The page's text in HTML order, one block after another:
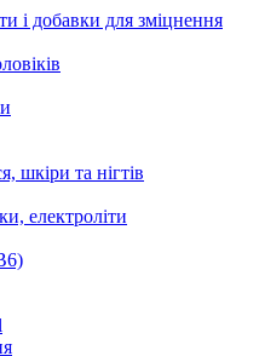
і добавки для зміцнення
шкіри та нігтів
електроліти